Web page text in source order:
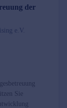
der
e.V.
Sie